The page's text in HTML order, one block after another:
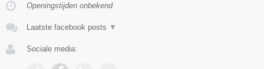
Openingstijden onbekend
Laatste facebook posts ▼
Sociale media: